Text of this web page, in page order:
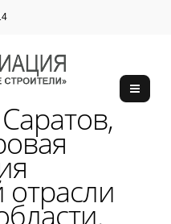
отрасли